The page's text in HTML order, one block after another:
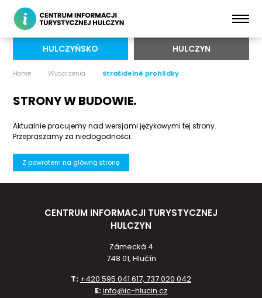
HULCZYŃSKO HULCZYN
Home Wydarzenia Strašidelné prohlídky
STRONY W BUDOWIE.
Aktualnie pracujemy nad wersjami językowymi tej strony.
Przepraszamy za niedogodności.
Z powrotem na główną stronę
CENTRUM INFORMACJI TURYSTYCZNEJ
HULCZYN
Zámecká 4
748 01, Hlučín
T: +420 595 041 617, 737 020 042
E:info@ic-hlucin.cz